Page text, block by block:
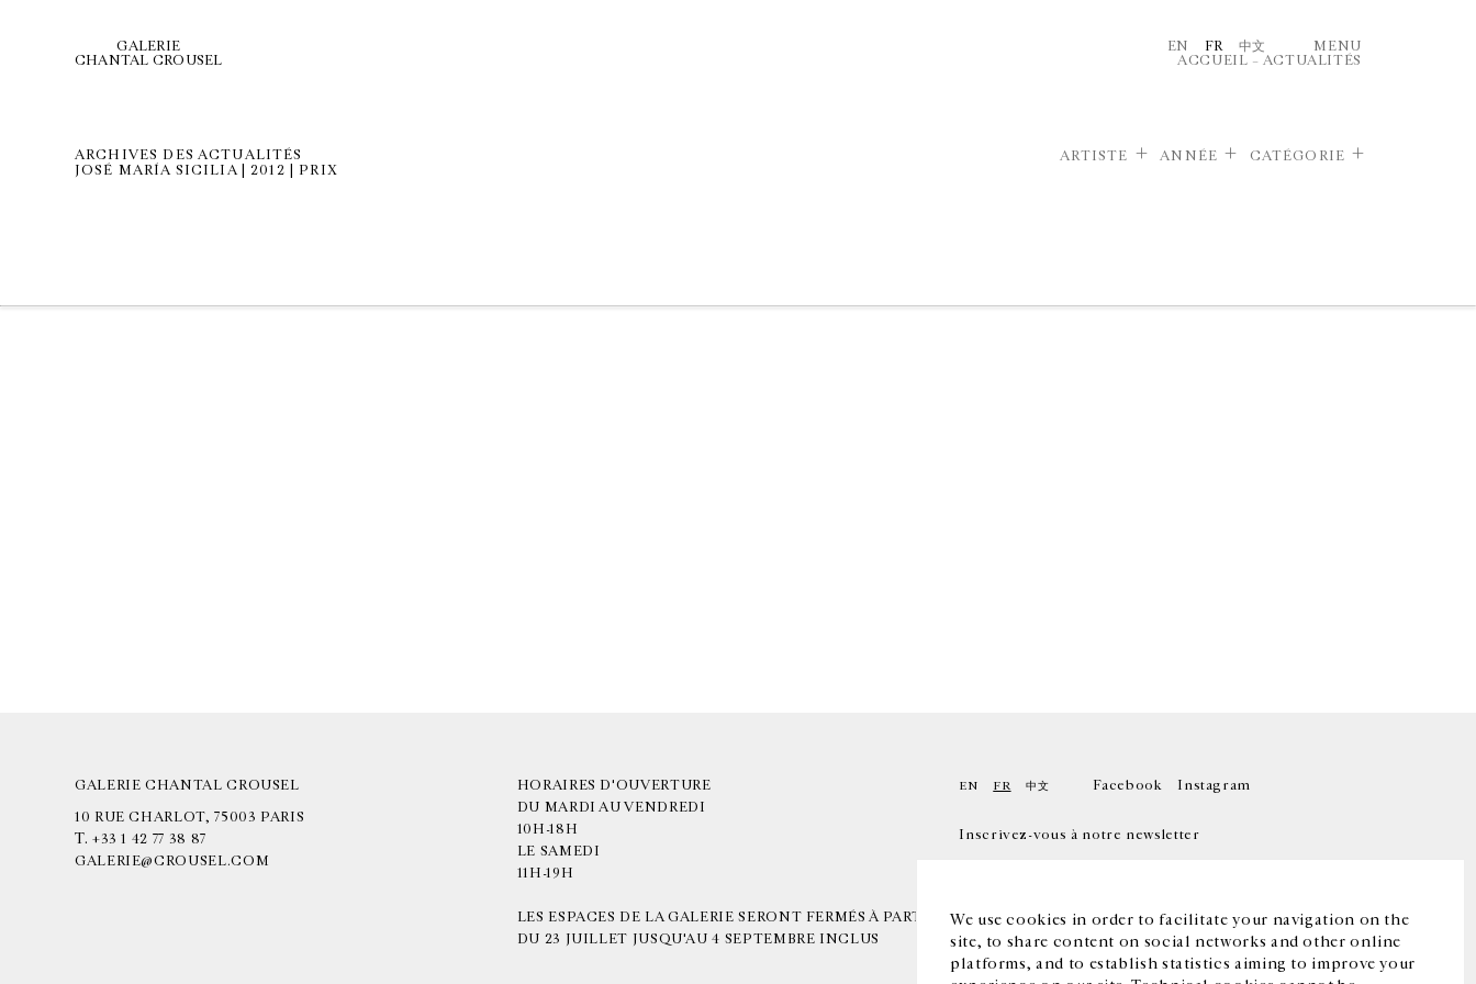
We use cookies in order to facilitate your navigation on the
site, to share content on social networks and other online
platforms, and to establish statistics aiming to improve your
GALERIE
CHANTAL CROUSEL
EN FR 中文
MENU
ACCUEIL – ACTUALITÉS
ARCHIVES DES ACTUALITÉS
JOSÉ MARÍA SICILIA | 2012 | PRIX
ARTISTE ANNÉE CATÉGORIE
GALERIE CHANTAL CROUSEL
10 RUE CHARLOT, 75003 PARIS
T. +33 1 42 77 38 87
GALERIE@CROUSEL.COM
HORAIRES D'OUVERTURE
DU MARDI AU VENDREDI
10H-18H
LE SAMEDI
11H-19H
LES ESPACES DE LA GALERIE SERONT FERMÉS À PARTIR
DU 23 JUILLET JUSQU'AU 4 SEPTEMBRE INCLUS
EN FR 中文 Facebook Instagram
Inscrivez-vous à notre newsletter